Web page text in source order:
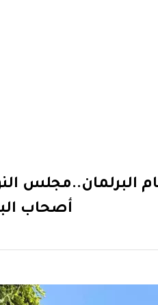
البرلمان..مجلس
أصحاب